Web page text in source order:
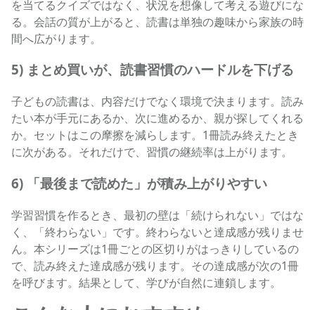
を当てるクイズではなく、状況を想像して考える遊びにな
る。会話の質が上がると、読書は単独の趣味から家族の時
間へ広がります。
5) まとめ買いが、読書習慣のハードルを下げる
子どもの読書は、内容だけでなく環境で決まります。読み
たい本が手元にあるか、次に進めるか、親が探してくれる
か。セットはこの摩擦を減らします。1冊読み終えたとき
に次がある。それだけで、習慣の継続率は上がります。
6) 「最後まで読めた」が積み上がりやすい
学習習慣を作るとき、最初の壁は「続けられない」ではな
く、「終わらない」です。終わらないと達成感が残りませ
ん。本シリーズは1冊ごとの区切りがはっきりしているの
で、読み終えた達成感が残ります。その達成感が次の1冊
を呼びます。結果として、学びが自然に連鎖します。